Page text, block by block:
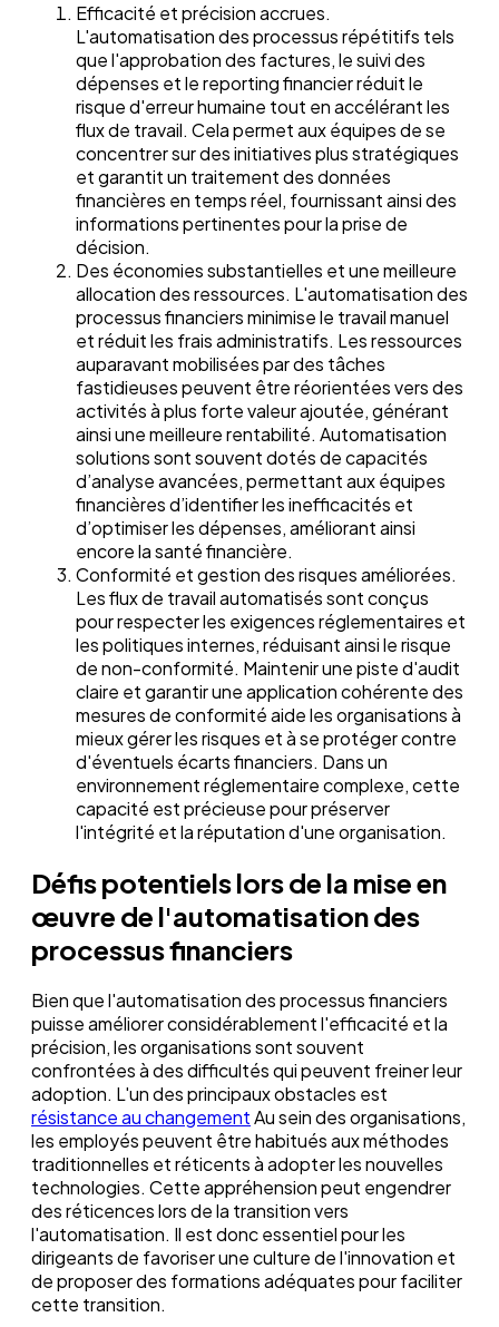
Efficacité et précision accrues.
L'automatisation des processus répétitifs tels
que l'approbation des factures, le suivi des
dépenses et le reporting financier réduit le
risque d'erreur humaine tout en accélérant les
flux de travail. Cela permet aux équipes de se
concentrer sur des initiatives plus stratégiques
et garantit un traitement des données
financières en temps réel, fournissant ainsi des
informations pertinentes pour la prise de
décision.
Des économies substantielles et une meilleure
allocation des ressources. L'automatisation des
processus financiers minimise le travail manuel
et réduit les frais administratifs. Les ressources
auparavant mobilisées par des tâches
fastidieuses peuvent être réorientées vers des
activités à plus forte valeur ajoutée, générant
ainsi une meilleure rentabilité. Automatisation
solutions sont souvent dotés de capacités
d’analyse avancées, permettant aux équipes
financières d’identifier les inefficacités et
d’optimiser les dépenses, améliorant ainsi
encore la santé financière.
Conformité et gestion des risques améliorées.
Les flux de travail automatisés sont conçus
pour respecter les exigences réglementaires et
les politiques internes, réduisant ainsi le risque
de non-conformité. Maintenir une piste d'audit
claire et garantir une application cohérente des
mesures de conformité aide les organisations à
mieux gérer les risques et à se protéger contre
d'éventuels écarts financiers. Dans un
environnement réglementaire complexe, cette
capacité est précieuse pour préserver
l'intégrité et la réputation d'une organisation.
Défis potentiels lors de la mise en
œuvre de l'automatisation des
processus financiers
Bien que l'automatisation des processus financiers
puisse améliorer considérablement l'efficacité et la
précision, les organisations sont souvent
confrontées à des difficultés qui peuvent freiner leur
adoption. L'un des principaux obstacles est
résistance au changementAu sein des organisations,
les employés peuvent être habitués aux méthodes
traditionnelles et réticents à adopter les nouvelles
technologies. Cette appréhension peut engendrer
des réticences lors de la transition vers
l'automatisation. Il est donc essentiel pour les
dirigeants de favoriser une culture de l'innovation et
de proposer des formations adéquates pour faciliter
cette transition.